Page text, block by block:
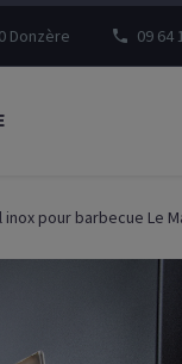
Donzère 09 64
inox pour barbecue Le